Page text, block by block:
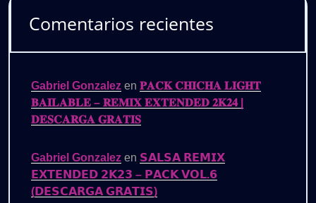
Comentarios recientes
Gabriel Gonzalez en 𝐏𝐀𝐂𝐊 𝐂𝐇𝐈𝐂𝐇𝐀 𝐋𝐈𝐆𝐇𝐓
𝐁𝐀𝐈𝐋𝐀𝐁𝐋𝐄 – 𝐑𝐄𝐌𝐈𝐗 𝐄𝐗𝐓𝐄𝐍𝐃𝐄𝐃 𝟐𝐊𝟐𝟒 |
𝐃𝐄𝐒𝐂𝐀𝐑𝐆𝐀 𝐆𝐑𝐀𝐓𝐈𝐒
Gabriel Gonzalez en 𝗦𝗔𝗟𝗦𝗔 𝗥𝗘𝗠𝗜𝗫
𝗘𝗫𝗧𝗘𝗡𝗗𝗘𝗗 𝟮𝗞𝟮𝟯 – 𝗣𝗔𝗖𝗞 𝗩𝗢𝗟.𝟲
(𝗗𝗘𝗦𝗖𝗔𝗥𝗚𝗔 𝗚𝗥𝗔𝗧𝗜𝗦)